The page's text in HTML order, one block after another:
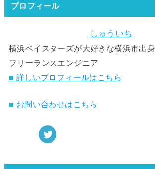
プロフィール
しゅういち
横浜ベイスターズが大好きな横浜市出身
フリーランスエンジニア
■ 詳しいプロフィールはこちら
■ お問い合わせはこちら